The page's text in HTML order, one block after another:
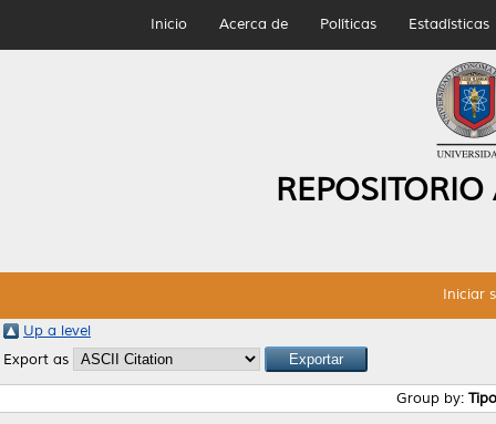
Inicio Acerca de Políticas Estadísticas
Iniciar
Up a level
Export as
Group by: